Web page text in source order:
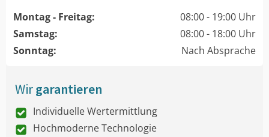
Montag - Freitag:
08:00 - 19:00 Uhr
Samstag:
08:00 - 18:00 Uhr
Sonntag:
Nach Absprache
Wirgarantieren
Individuelle Wertermittlung
Hochmoderne Technologie